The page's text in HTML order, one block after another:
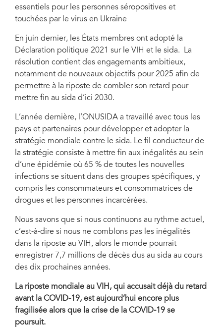
essentiels pour les personnes séropositives et
touchées par le virus en Ukraine
En juin dernier, les États membres ont adopté la
Déclaration politique 2021 sur le VIH et le sida. La
résolution contient des engagements ambitieux,
notamment de nouveaux objectifs pour 2025 afin de
permettre à la riposte de combler son retard pour
mettre fin au sida d’ici 2030.
L’année dernière, l’ONUSIDA a travaillé avec tous les
pays et partenaires pour développer et adopter la
stratégie mondiale contre le sida. Le fil conducteur de
la stratégie consiste à mettre fin aux inégalités au sein
d’une épidémie où 65 % de toutes les nouvelles
infections se situent dans des groupes spécifiques, y
compris les consommateurs et consommatrices de
drogues et les personnes incarcérées.
Nous savons que si nous continuons au rythme actuel,
c’est-à-dire si nous ne comblons pas les inégalités
dans la riposte au VIH, alors le monde pourrait
enregistrer 7,7 millions de décès dus au sida au cours
des dix prochaines années.
La riposte mondiale au VIH, qui accusait déjà du retard
avant la COVID-19, est aujourd’hui encore plus
fragilisée alors que la crise de la COVID-19 se
poursuit.